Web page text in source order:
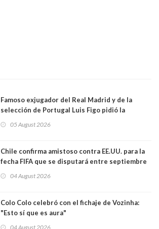
Famoso exjugador del Real Madrid y de la
selección de Portugal Luis Figo pidió la
comportamiento más bajo y cobarde que he
05 August 2026
Chile confirma amistoso contra EE.UU. para la
fecha FIFA que se disputará entre septiembre
04 August 2026
Colo Colo celebró con el fichaje de Vozinha:
"Esto sí que es aura"
04 August 2026